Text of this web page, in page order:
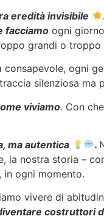
eredità invisibile
facciamo ogni
grandi o troppo
consapevole, ogni
silenziosa ma
viviamo. Con
ma autentica
.
la nostra storia –
in ogni momento.
vivere di
costruttori